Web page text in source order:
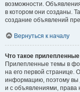
возможности.
в котором они созданы.
создание объявлений
Вернуться к началу
Что такое
Прилепленные темы в
на его первой странице.
информацию, поэтому вы
и с объявлениями, права